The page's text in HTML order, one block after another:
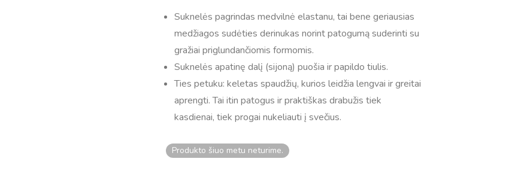
Suknelės pagrindas medvilnė elastanu, tai bene geriausias
medžiagos sudėties derinukas norint patogumą suderinti su
gražiai priglundančiomis formomis.
Suknelės apatinę dalį (sijoną) puošia ir papildo tiulis.
Ties petuku: keletas spaudžių, kurios leidžia lengvai ir greitai
aprengti. Tai itin patogus ir praktiškas drabužis tiek
kasdienai, tiek progai nukeliauti į svečius.
Produkto šiuo metu neturime.